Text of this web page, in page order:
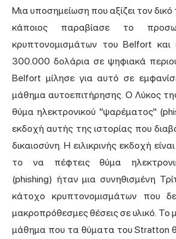
Μια υποσημείωση που αξίζει τον
κάποιος παραβίασε το
κρυπτονομισμάτων του Belfort και
300.000 δολάρια σε ψηφιακά
Belfort μίλησε για αυτό σε
μάθημα αυτοεπιτήρησης. Ο Λύκος
θύμα ηλεκτρονικού "ψαρέματος"
εκδοχή αυτής της ιστορίας που
δικαιοσύνη. Η ειλικρινής εκδοχή
το να πέφτεις θύμα
(phishing) ήταν μια συνηθισμένη
κάτοχο κρυπτονομισμάτων που
μακροπρόθεσμες θέσεις σε υλικό. Το
μάθημα που τα θύματα του Stratton